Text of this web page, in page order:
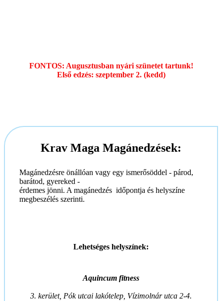
FONTOS: Augusztusban nyári szünetet tartunk!
Első edzés: szeptember 2. (kedd)
Krav Maga Magánedzések:
Magánedzésre önállóan vagy egy ismerősöddel - párod,
barátod, gyereked -
érdemes jönni. A magánedzés időpontja és helyszíne
megbeszélés szerinti.
Lehetséges helyszínek:
Aquincum fitness
3. kerület, Pók utcai lakótelep, Vízimolnár utca 2-4.